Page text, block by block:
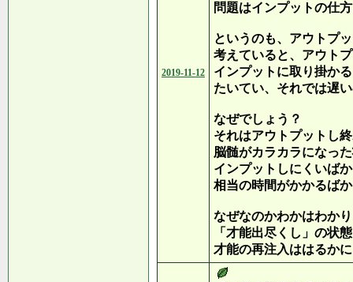
2019-11-12
問題はインプットの仕
というのも、アウトプ
考えていると、アウト
インプットに取り掛か
たいてい、それでは遅
なぜでしょう？
それはアウトプットし
脳髄がカラカラになっ
インプットしにくいば
相当の時間がかかるば
なぜなのかわかはわか
「才能出尽くし」の状
才能の再注入ははるか